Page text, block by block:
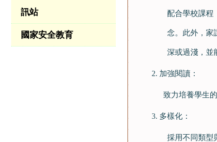
訊站
國家安全教育
配合學校課程
念。此外，家
深或過淺，並
加強閱讀：
致力培養學生
多樣化：
採用不同類型